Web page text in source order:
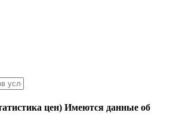
цен) Имеются данные об